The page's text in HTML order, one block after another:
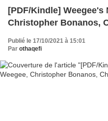
[PDF/Kindle] Weegee's
Christopher Bonanos,
Publié le 17/10/2021 à 15:01
Par othaqefi